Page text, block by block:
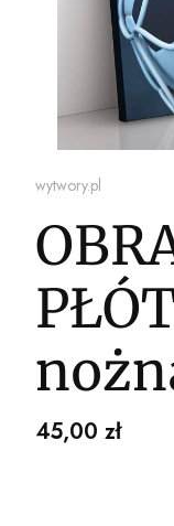
wytwory.pl
Cena
45,00 zł